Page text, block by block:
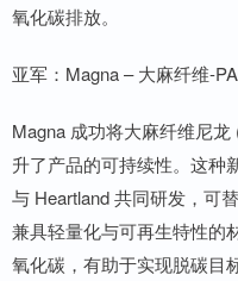
氧化碳排放。
亚军：Magna – 大麻纤维-
Magna 成功将大麻纤维尼
升了产品的可持续性。这种
与 Heartland 共同研发，可
兼具轻量化与可再生特性的
氧化碳，有助于实现脱碳目